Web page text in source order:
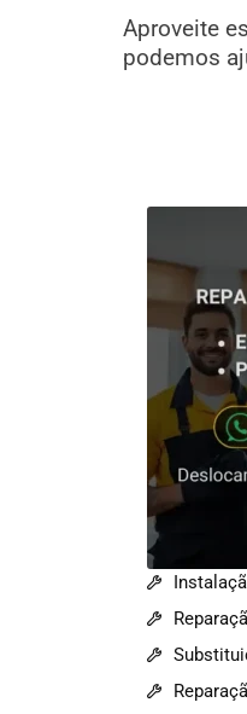
Aproveite
podemos